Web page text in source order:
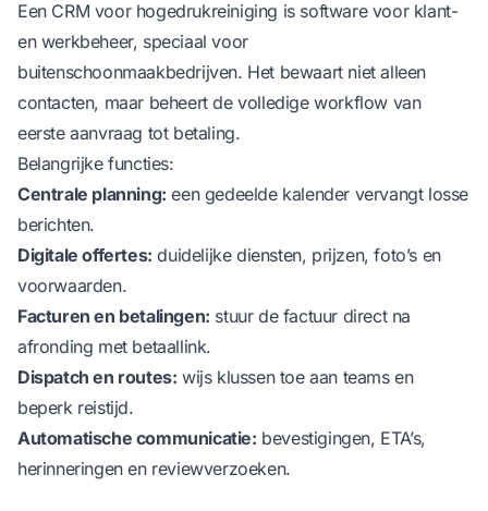
Een CRM voor hogedrukreiniging is software voor klant-
en werkbeheer, speciaal voor
buitenschoonmaakbedrijven. Het bewaart niet alleen
contacten, maar beheert de volledige workflow van
eerste aanvraag tot betaling.
Belangrijke functies:
Centrale planning: een gedeelde kalender vervangt losse
berichten.
Digitale offertes: duidelijke diensten, prijzen, foto’s en
voorwaarden.
Facturen en betalingen: stuur de factuur direct na
afronding met betaallink.
Dispatch en routes: wijs klussen toe aan teams en
beperk reistijd.
Automatische communicatie: bevestigingen, ETA’s,
herinneringen en reviewverzoeken.